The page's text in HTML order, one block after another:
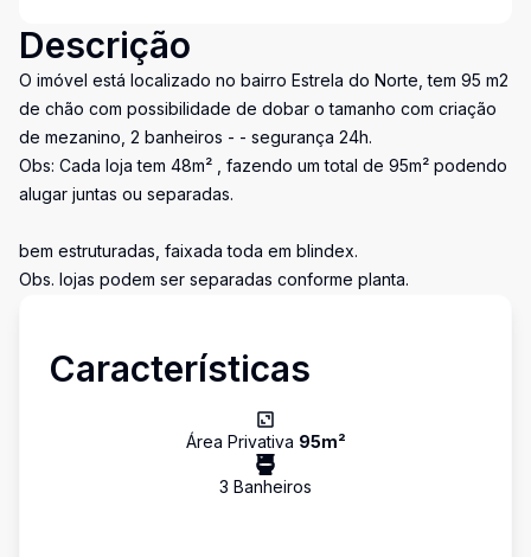
Descrição
O imóvel está localizado no bairro Estrela do Norte, tem 95 m2
de chão com possibilidade de dobar o tamanho com criação
de mezanino, 2 banheiros - - segurança 24h.
Obs: Cada loja tem 48m² , fazendo um total de 95m² podendo
alugar juntas ou separadas.
bem estruturadas, faixada toda em blindex.
Obs. lojas podem ser separadas conforme planta.
Características
Área Privativa 95m²
3 Banheiros